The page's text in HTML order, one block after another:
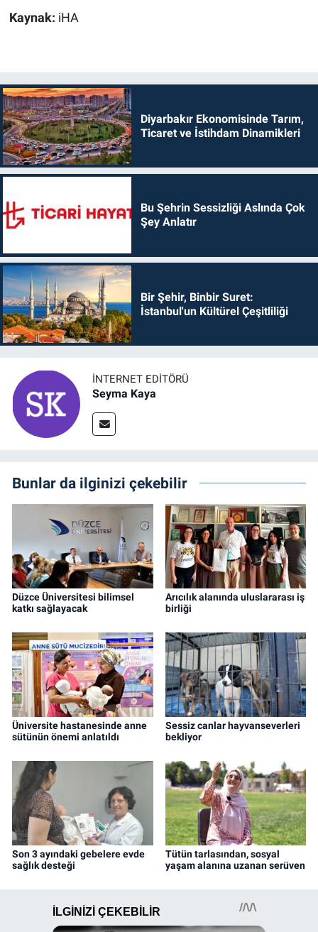
Kaynak: iHA
Diyarbakır Ekonomisinde Tarım,
Ticaret ve İstihdam Dinamikleri
Bu Şehrin Sessizliği Aslında Çok
Şey Anlatır
Bir Şehir, Binbir Suret:
İstanbul'un Kültürel Çeşitliliği
İNTERNET EDITÖRÜ
Seyma Kaya
Bunlar da ilginizi çekebilir
Düzce Üniversitesi bilimsel
katkı sağlayacak
Arıcılık alanında uluslararası iş
birliği
Üniversite hastanesinde anne
sütünün önemi anlatıldı
Sessiz canlar hayvanseverleri
bekliyor
Son 3 ayındaki gebelere evde
sağlık desteği
Tütün tarlasından, sosyal
yaşam alanına uzanan serüven